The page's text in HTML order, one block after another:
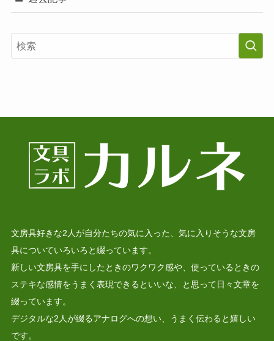
文房具好きな2人が自分たちの気に入った、気に入りそうな文房
具についていろいろと綴っています。
新しい文房具を手にしたときのワクワク感や、使っているときの
ステキな感情をうまく表現できるといいな、と思って日々文章を
綴っています。
デジタルな2人が綴るアナログへの想い、うまく伝わると嬉しい
です。